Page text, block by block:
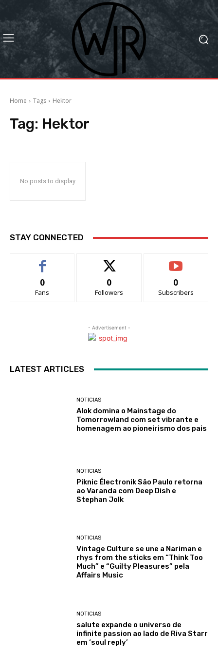
Home Tags Hektor
Tag: Hektor
No posts to display
STAY CONNECTED
0
Fans
0
Followers
0
Subscribers
- Advertisement -
LATEST ARTICLES
NOTICIAS
Alok domina o Mainstage do
Tomorrowland com set vibrante e
homenagem ao pioneirismo dos pais
NOTICIAS
Piknic Électronik São Paulo retorna
ao Varanda com Deep Dish e
Stephan Jolk
NOTICIAS
Vintage Culture se une a Nariman e
rhys from the sticks em “Think Too
Much” e “Guilty Pleasures” pela
Affairs Music
NOTICIAS
salute expande o universo de
infinite passion ao lado de Riva Starr
em ‘soul reply’